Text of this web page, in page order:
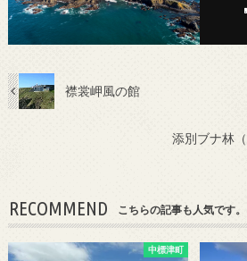
襟裳岬風の館
添別ブナ林
RECOMMEND こちらの記事も人気です。
中標津町